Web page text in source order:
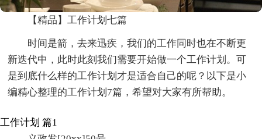
【精品】工作计划七篇
时间是箭，去来迅疾，我们的工作同时也在不断更
新迭代中，此时此刻我们需要开始做一个工作计划。可
是到底什么样的工作计划才是适合自己的呢？以下是小
编精心整理的工作计划7篇，希望对大家有所帮助。
工作计划 篇1